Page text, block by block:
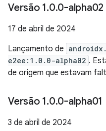
Versão 1.0.0-alpha02
17 de abril de 2024
Lançamento de
e2ee:1.0.0-alpha02 .
de origem que estavam
Versão 1.0.0-alpha01
3 de abril de 2024